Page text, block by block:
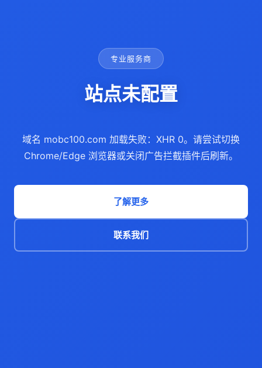
专业服务商
站点未配置
域名 mobc100.com 加载失败：XHR 0。请尝试切换
Chrome/Edge 浏览器或关闭广告拦截插件后刷新。
了解更多
联系我们